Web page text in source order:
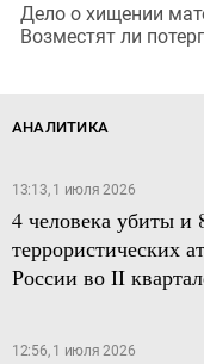
Дело о хищении
Возместят ли
АНАЛИТИКА
13:13, 1 июля 2026
4 человека убиты
террористических
России во II
12:56, 1 июля 2026